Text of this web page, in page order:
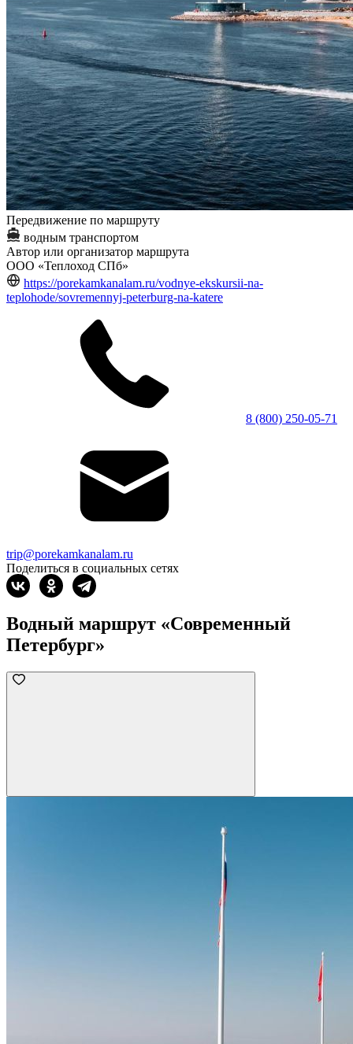
Передвижение по маршруту
водным транспортом
Автор или организатор маршрута
ООО «Теплоход СПб»
https://porekamkanalam.ru/vodnye-ekskursii-na-
teplohode/sovremennyj-peterburg-na-katere
8 (800) 250-05-71
trip@porekamkanalam.ru
Поделиться в социальных сетях
Водный маршрут «Современный
Петербург»